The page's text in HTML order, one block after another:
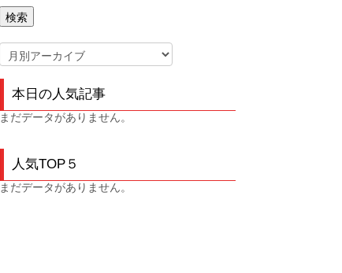
本日の人気記事
まだデータがありません。
人気TOP５
まだデータがありません。